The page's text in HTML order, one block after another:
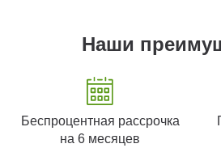
Наши
Беспроцентная рассрочка
на 6 месяцев